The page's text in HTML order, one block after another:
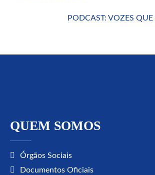
PODCAST: VOZES
QUEM SOMOS
Órgãos Sociais
Documentos Oficiais